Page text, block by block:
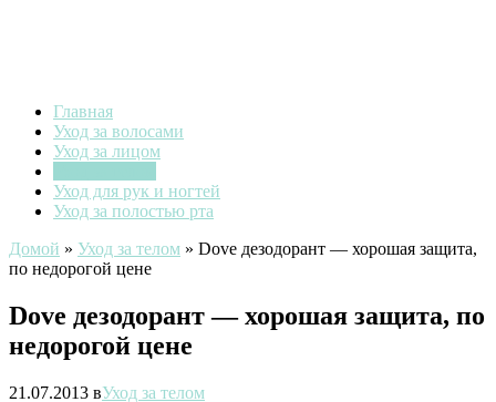
Главная
Уход за волосами
Уход за лицом
Уход для рук и ногтей
Уход за полостью рта
Домой » Уход за телом » Dove дезодорант — хорошая защита,
по недорогой цене
Dove дезодорант — хорошая защита, по
недорогой цене
21.07.2013 вУход за телом